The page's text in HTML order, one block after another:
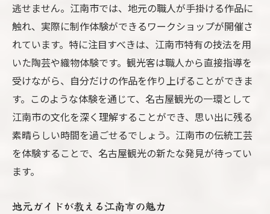
逃せません。江南市では、地元の職人が手掛ける作品に
触れ、実際に制作体験ができるワークショップが開催さ
れています。特に注目すべきは、江南市特有の技法を用
いた陶芸や織物体験です。観光客は職人から直接指導を
受けながら、自分だけの作品を作り上げることができま
す。このような体験を通じて、名古屋観光の一環として
江南市の文化を深く理解することができ、思い出に残る
素晴らしい時間を過ごせるでしょう。江南市の伝統工芸
を体験することで、名古屋観光の新たな発見が待ってい
ます。
地元ガイドが教える江南市の魅力